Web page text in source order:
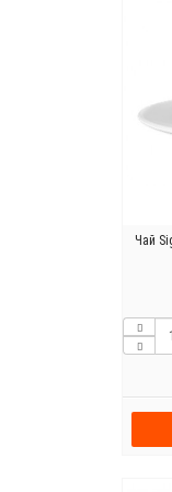
Чай